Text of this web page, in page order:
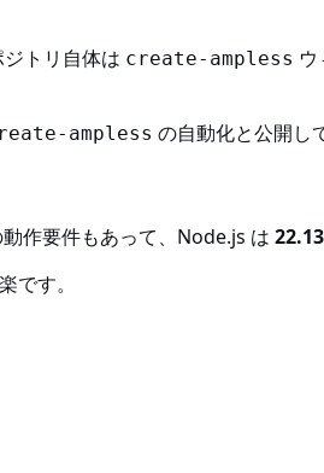
トリ自体は create-ampless
ampless の自動化と公開し
作要件もあって、Node.js は
す。